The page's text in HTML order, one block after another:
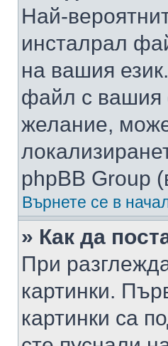
Най-
инсталрал
на вашия
файл с вашия
желание,
phpBB Group
Върнете се в
» Как да
При
картинки.
картинки са